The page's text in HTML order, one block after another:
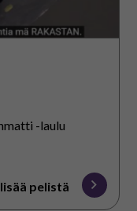
-laulu
pelistä